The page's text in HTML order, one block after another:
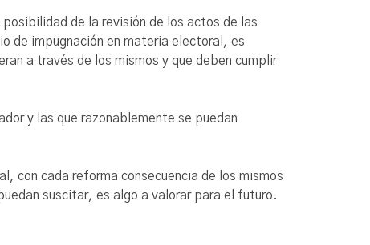
de la revisión de los actos de las
de impugnación en materia electoral, es
a través de los mismos y que deben cumplir
y las que razonablemente se puedan
con cada reforma consecuencia de los mismos
suscitar, es algo a valorar para el futuro.